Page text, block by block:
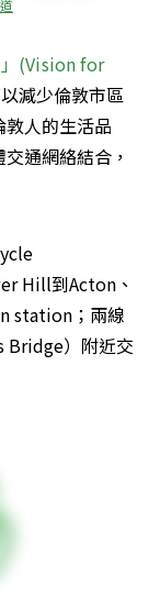
」(Vision for
減少倫敦市區
人的生活品
通網絡結合，
Hill到Acton、
station；兩線
Bridge）附近交